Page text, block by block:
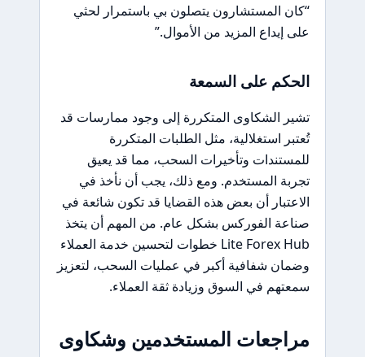
“كان المستشارون يتصلون بي باستمرار لحثي
على إيداع المزيد من الأموال.”
الحكم على السمعة
تشير الشكاوى المتكررة إلى وجود ممارسات قد
تُعتبر استغلالية، مثل الطلبات المتكررة
للمستندات وتأخيرات السحب، مما قد يعيق
تجربة المستخدم. ومع ذلك، يجب أن نأخذ في
الاعتبار أن بعض هذه القضايا قد تكون شائعة في
صناعة الفوركس بشكل عام. من المهم أن يتخذ
Lite Forex Hub خطوات لتحسين خدمة العملاء
وضمان شفافية أكبر في عمليات السحب، لتعزيز
سمعتهم في السوق وزيادة ثقة العملاء.
مراجعات المستخدمين وشكاوى